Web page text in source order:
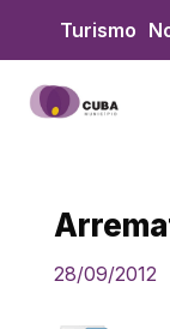
content
Turismo
28/09/2012